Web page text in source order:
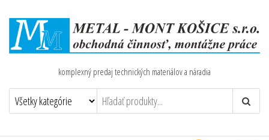
komplexný predaj technických materiálov a náradia